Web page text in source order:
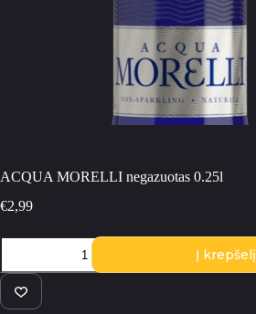
ACQUA MORELLI negazuotas 0.25l
€2,99
produkto
ACQUA
MORELLI
negazuotas
Į krepšelį